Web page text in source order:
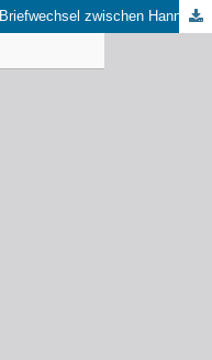
Die Gespenster der Geschichte. Der Briefwechsel zwischen Hannah Arendt und Uwe Johnson